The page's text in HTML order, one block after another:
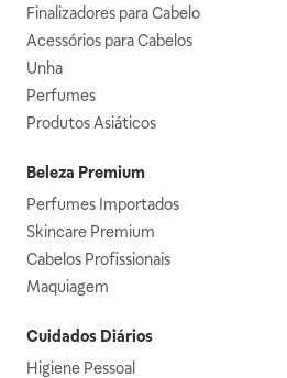
Finalizadores para Cabelo
Acessórios para Cabelos
Unha
Perfumes
Produtos Asiáticos
Beleza Premium
Perfumes Importados
Skincare Premium
Cabelos Profissionais
Maquiagem
Cuidados Diários
Higiene Pessoal